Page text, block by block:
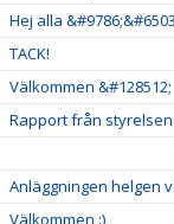
Hej alla
TACK!
Välkommen &#128512;
Rapport från
Anläggningen helgen
Välkommen :)